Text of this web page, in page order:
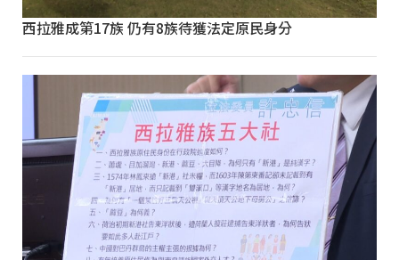
西拉雅成第17族 仍有8族待獲法定原民身分